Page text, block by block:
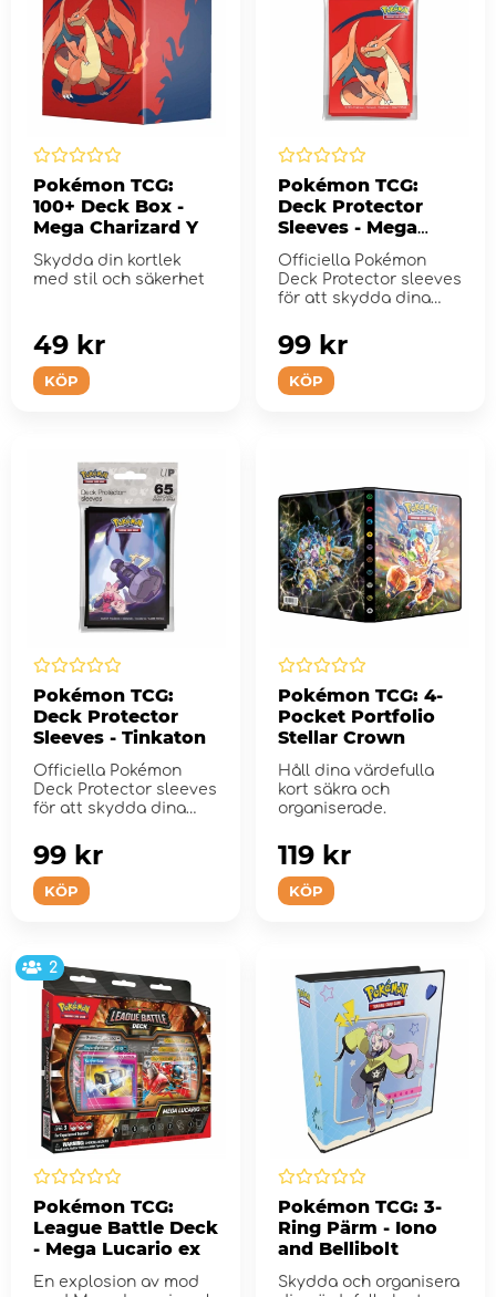
Pokémon TCG:
100+ Deck Box -
Mega Charizard Y
Skydda din kortlek
med stil och säkerhet
KÖP
49 kr
Pokémon TCG:
Deck Protector
Sleeves - Mega
Charizard Y
Officiella Pokémon
Deck Protector sleeves
för att skydda dina
KÖP
99 kr
Pokémon TCG:
Deck Protector
Sleeves - Tinkaton
Officiella Pokémon
Deck Protector sleeves
för att skydda dina
KÖP
99 kr
Pokémon TCG: 4-
Pocket Portfolio
Stellar Crown
Håll dina värdefulla
kort säkra och
organiserade.
KÖP
119 kr
2
Pokémon TCG:
League Battle Deck
- Mega Lucario ex
En explosion av mod
Pokémon TCG: 3-
Ring Pärm - Iono
and Bellibolt
Skydda och organisera